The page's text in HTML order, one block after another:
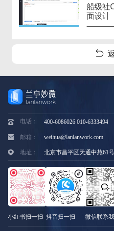
船级社
面设计
电话： 400-6086026 010-6333494
邮箱： weihua@lanlanwork.com
地址： 北京市昌平区天通中苑61
小红书扫一扫 抖音扫一扫 微信联系我